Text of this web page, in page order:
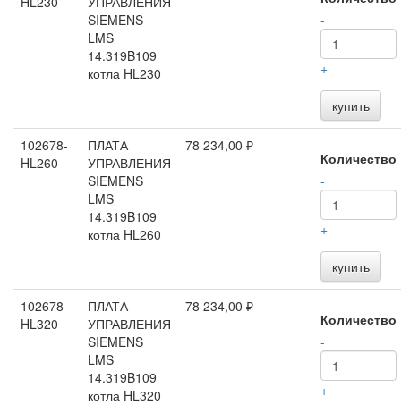
SIEMENS
LMS
14.319B109
котла HL230
-
+
купить
102678-
HL260
ПЛАТА
УПРАВЛЕНИЯ
SIEMENS
LMS
14.319B109
котла HL260
78 234,00 ₽
Количество
-
+
купить
102678-
HL320
ПЛАТА
УПРАВЛЕНИЯ
SIEMENS
LMS
14.319B109
котла HL320
78 234,00 ₽
Количество
-
+